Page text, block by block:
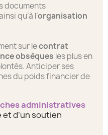
documents
qu’à l’organisation
sur lecontrat
obsèques les plus en
Anticiper ses
du poids financier de
administratives
et d’un soutien